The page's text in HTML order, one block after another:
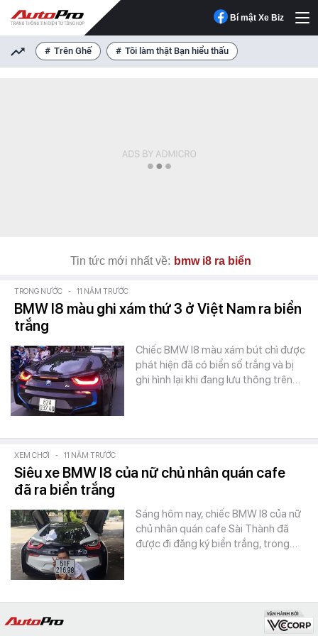
Bí mật Xe Biz
Trên Ghế Tôi làm thật Bạn hiểu thấu
Tin tức mới nhất về: bmw i8 ra biển
TRONG NƯỚC - 11 NĂM TRƯỚC
BMW I8 màu ghi xám thứ 3 ở Việt Nam ra biển
trắng
Chiếc BMW I8 màu xám bút chì được
phát hiện đã có biển số trắng và bị
ghi hình lại khi đang lưu thông trên…
XEM CHƠI - 11 NĂM TRƯỚC
Siêu xe BMW I8 của nữ chủ nhân quán cafe
đã ra biển trắng
Sáng hôm nay, chiếc BMW I8 của nữ
chủ nhân quán cafe Sài Thành đã
được đi đăng ký biển trắng, trong…